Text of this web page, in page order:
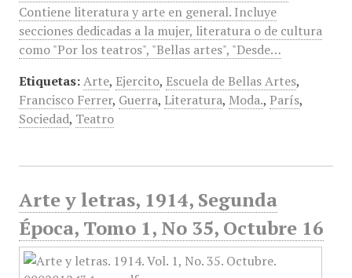
Contiene literatura y arte en general. Incluye
secciones dedicadas a la mujer, literatura o de cultura
como "Por los teatros", "Bellas artes", "Desde…
Etiquetas: Arte, Ejercito, Escuela de Bellas Artes,
Francisco Ferrer, Guerra, Literatura, Moda., París,
Sociedad, Teatro
Arte y letras, 1914, Segunda
Época, Tomo 1, No 35, Octubre 16